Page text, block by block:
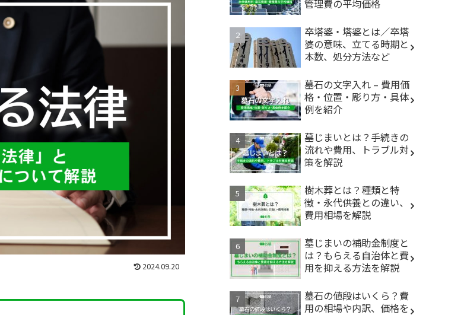
2024.09.20
管理費の平均価格
卒塔婆・塔婆とは／卒塔
婆の意味、立てる時期と
本数、処分方法など
墓石の文字入れ – 費用価
格・位置・彫り方・具体
例を紹介
墓じまいとは？手続きの
流れや費用、トラブル対
策を解説
樹木葬とは？種類と特
徴・永代供養との違い、
費用相場を解説
墓じまいの補助金制度と
は？もらえる自治体と費
用を抑える方法を解説
墓石の値段はいくら？費
用の相場や内訳、価格を